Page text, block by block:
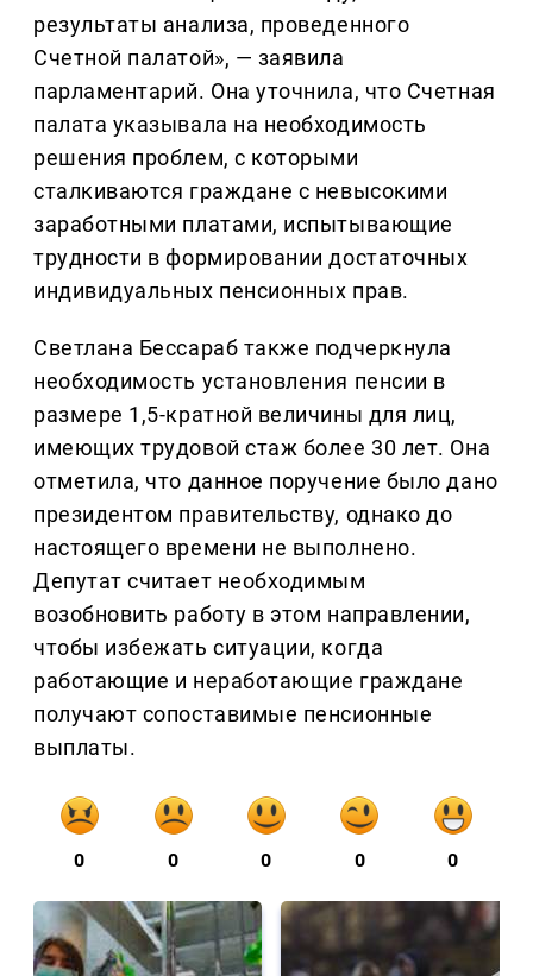
результаты анализа, проведенного
Счетной палатой», — заявила
парламентарий. Она уточнила, что Счетная
палата указывала на необходимость
решения проблем, с которыми
сталкиваются граждане с невысокими
заработными платами, испытывающие
трудности в формировании достаточных
индивидуальных пенсионных прав.
Светлана Бессараб также подчеркнула
необходимость установления пенсии в
размере 1,5-кратной величины для лиц,
имеющих трудовой стаж более 30 лет. Она
отметила, что данное поручение было дано
президентом правительству, однако до
настоящего времени не выполнено.
Депутат считает необходимым
возобновить работу в этом направлении,
чтобы избежать ситуации, когда
работающие и неработающие граждане
получают сопоставимые пенсионные
выплаты.
0 0 0 0 0